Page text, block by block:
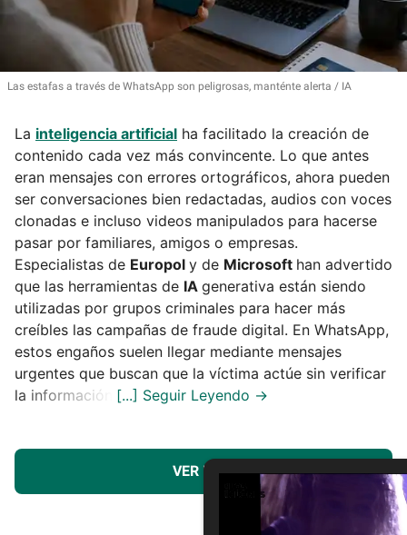
Las estafas a través de WhatsApp son peligrosas, manténte alerta IA
La inteligencia artificial ha facilitado la creación de
contenido cada vez más convincente. Lo que antes
eran mensajes con errores ortográficos, ahora pueden
ser conversaciones bien redactadas, audios con voces
clonadas e incluso videos manipulados para hacerse
pasar por familiares, amigos o empresas.
Especialistas de Europol y de Microsoft han advertido
que las herramientas de IA generativa están siendo
utilizadas por grupos criminales para hacer más
creíbles las campañas de fraude digital. En WhatsApp,
estos engaños suelen llegar mediante mensajes
urgentes que buscan que la víctima actúe sin verificar
la información.
VER MÁS